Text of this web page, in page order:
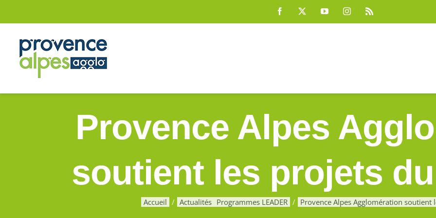
Facebook YouTubeInstagram
Provence Alpes
soutient les projets
Accueil Actualités Programmes LEADER Provence Alpes Agglomération